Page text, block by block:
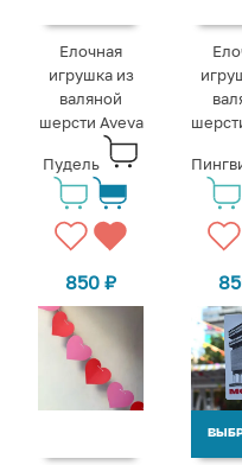
Елочная
игрушка из
валяной
шерсти Aveva
Пудель
850₽
ВЫБРАТЬ